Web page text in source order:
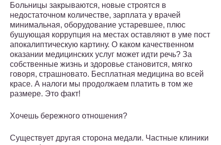
Больницы закрываются, новые строятся в
недостаточном количестве, зарплата у врачей
минимальная, оборудование устаревшее, плюс
бушующая коррупция на местах оставляют в уме пост
апокалиптическую картину. О каком качественном
оказании медицинских услуг может идти речь? За
собственные жизнь и здоровье становится, мягко
говоря, страшновато. Бесплатная медицина во всей
красе. А налоги мы продолжаем платить в том же
размере. Это факт!
Хочешь бережного отношения?
Существует другая сторона медали. Частные клиники